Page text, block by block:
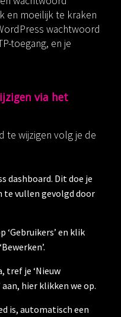
en moeilijk te kraken
wachtwoord
toegang, en je
via het
te wijzigen volg je de
dashboard. Dit doe je
te vullen gevolgd door
‘Gebruikers’ en klik
tref je ‘Nieuw
hier klikken we op.
is, automatisch een